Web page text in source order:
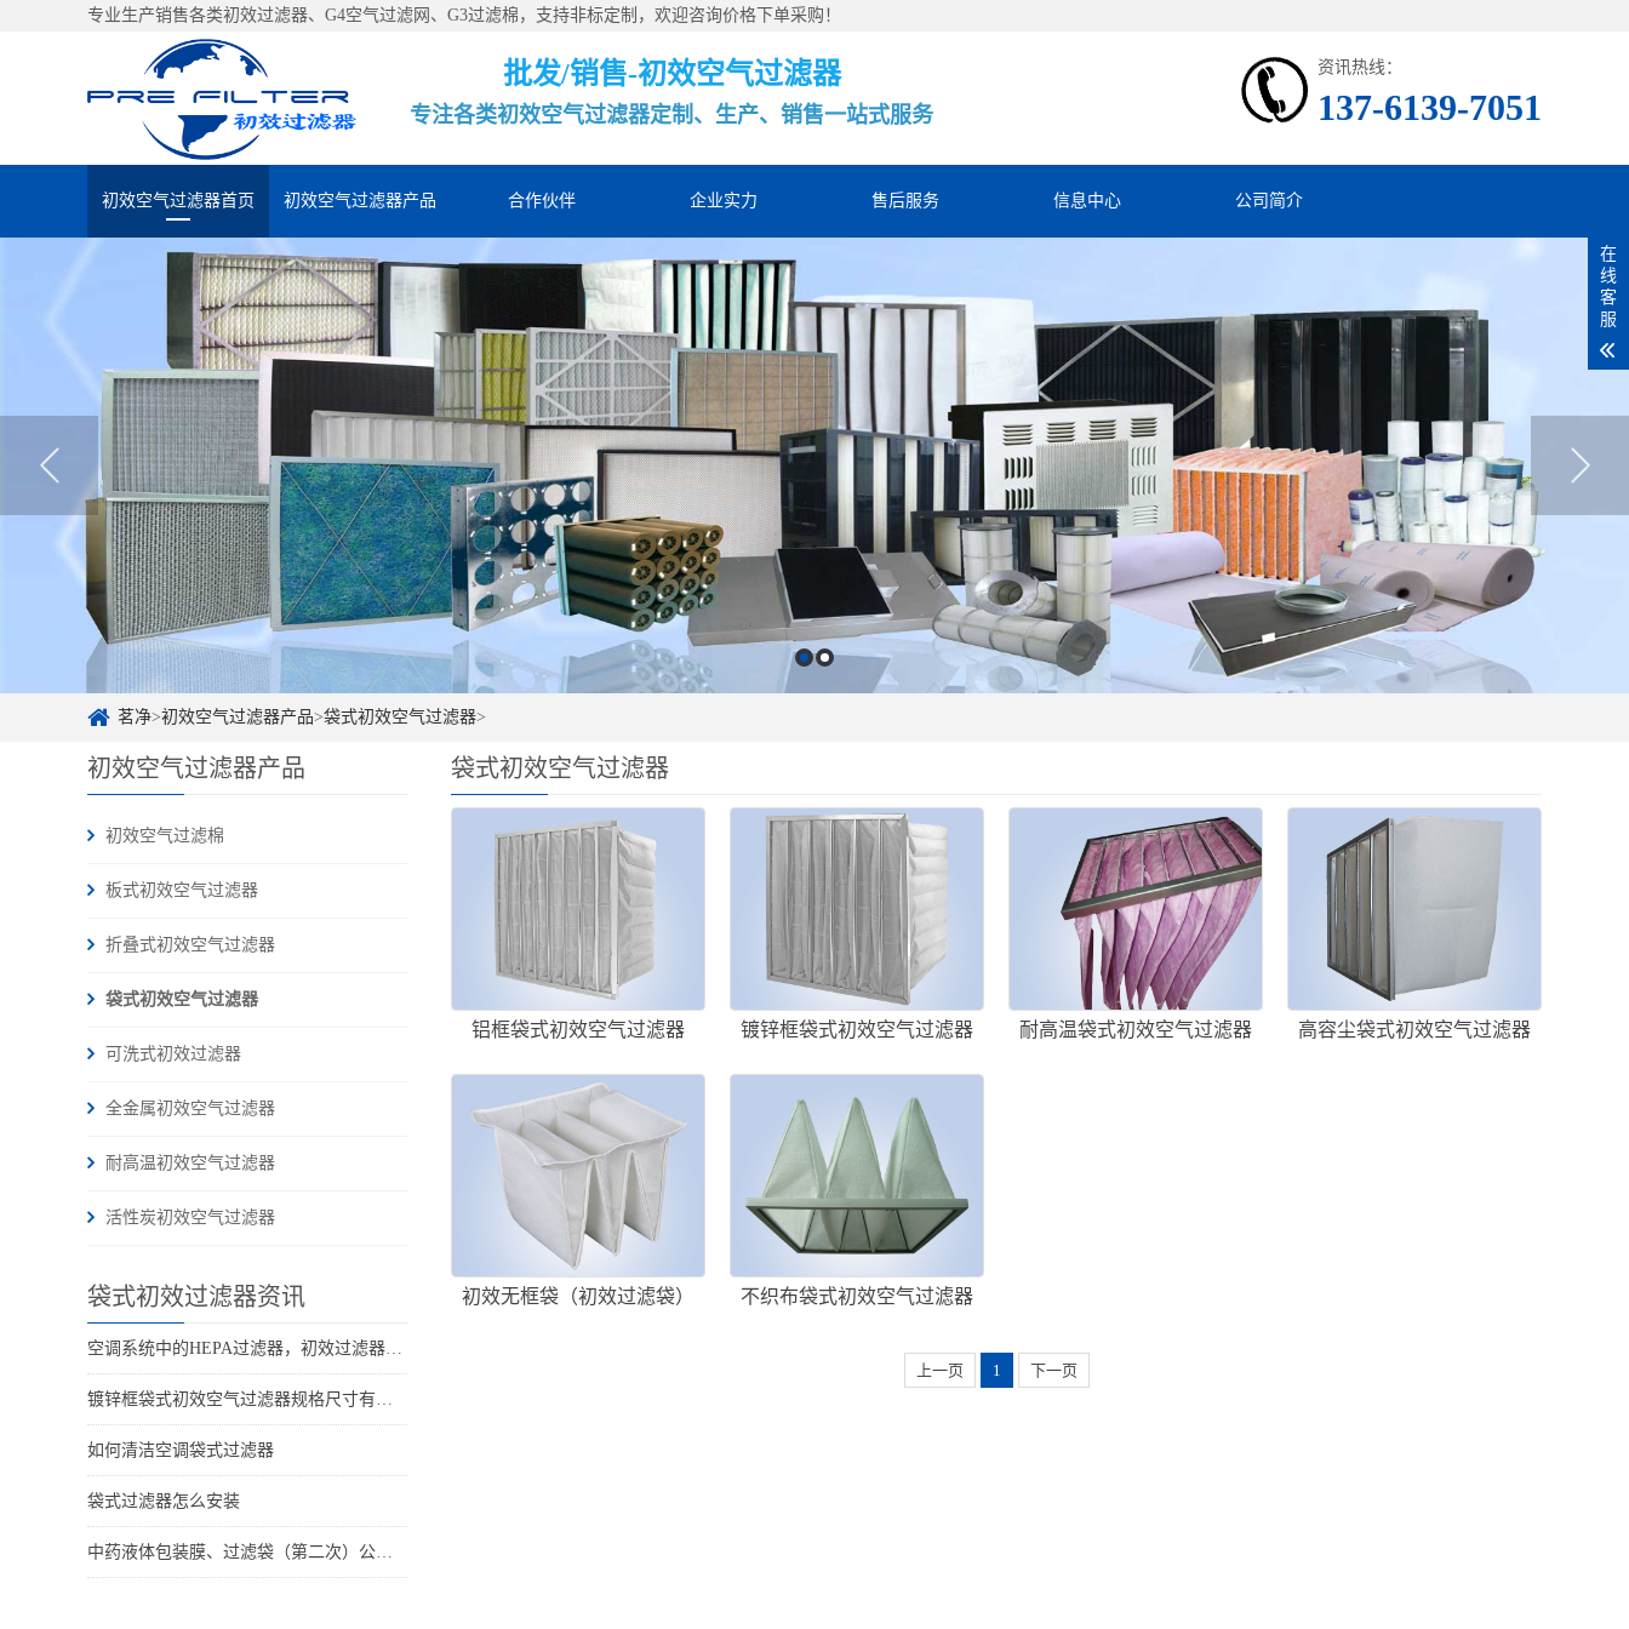
专业生产销售各类初效过滤器、G4空气过滤网、G3过滤棉，支持非标定制，欢迎咨询价格下单采购！
批发/销售-初效空气过滤器
专注各类初效空气过滤器定制、生产、销售一站式服务
资讯热线：
137-6139-7051
初效空气过滤器首页 初效空气过滤器产品 合作伙伴 企业实力 售后服务 信息中心 公司简介
茗净>初效空气过滤器产品>袋式初效空气过滤器>
初效空气过滤器产品
初效空气过滤棉
板式初效空气过滤器
折叠式初效空气过滤器
袋式初效空气过滤器
可洗式初效过滤器
全金属初效空气过滤器
耐高温初效空气过滤器
活性炭初效空气过滤器
袋式初效过滤器资讯
空调系统中的HEPA过滤器，初效过滤器，袋式过滤器什么区别? 他们的位置分别在哪里?
镀锌框袋式初效空气过滤器规格尺寸有哪些 有什么特点
如何清洁空调袋式过滤器
袋式过滤器怎么安装
中药液体包装膜、过滤袋（第二次）公开招标公告
袋式初效空气过滤器
铝框袋式初效空气过滤器 镀锌框袋式初效空气过滤器
耐高温袋式初效空气过滤器
高容尘袋式初效空气过滤器
初效无框袋（初效过滤袋）
不织布袋式初效空气过滤器
上一页 1 下一页
在
线
客
服